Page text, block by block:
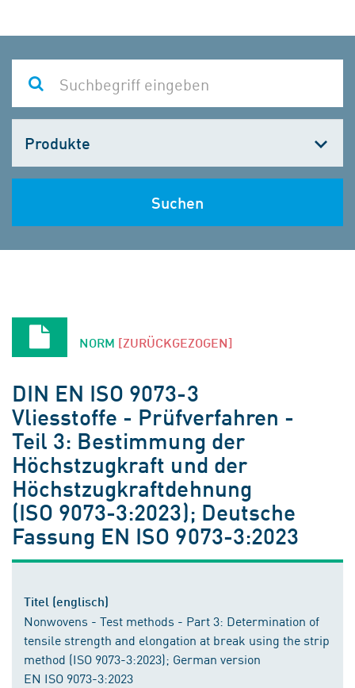
wählen
Suchen
NORM [ZURÜCKGEZOGEN]
DIN EN ISO 9073-3
Vliesstoffe - Prüfverfahren -
Teil 3: Bestimmung der
Höchstzugkraft und der
Höchstzugkraftdehnung
(ISO 9073-3:2023); Deutsche
Fassung EN ISO 9073-3:2023
Titel (englisch)
Nonwovens - Test methods - Part 3: Determination of
tensile strength and elongation at break using the strip
method (ISO 9073-3:2023); German version
EN ISO 9073-3:2023